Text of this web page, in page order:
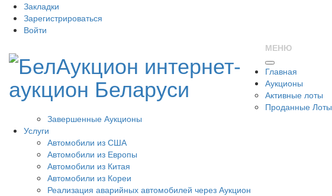
Закладки
Зарегистрироваться
Войти
МЕНЮ
Главная
Аукционы
Активные лоты
Проданные Лоты
Завершенные Аукционы
Услуги
Автомобили из США
Автомобили из Европы
Автомобили из Китая
Автомобили из Кореи
Реализация аварийных автомобилей через Аукцион